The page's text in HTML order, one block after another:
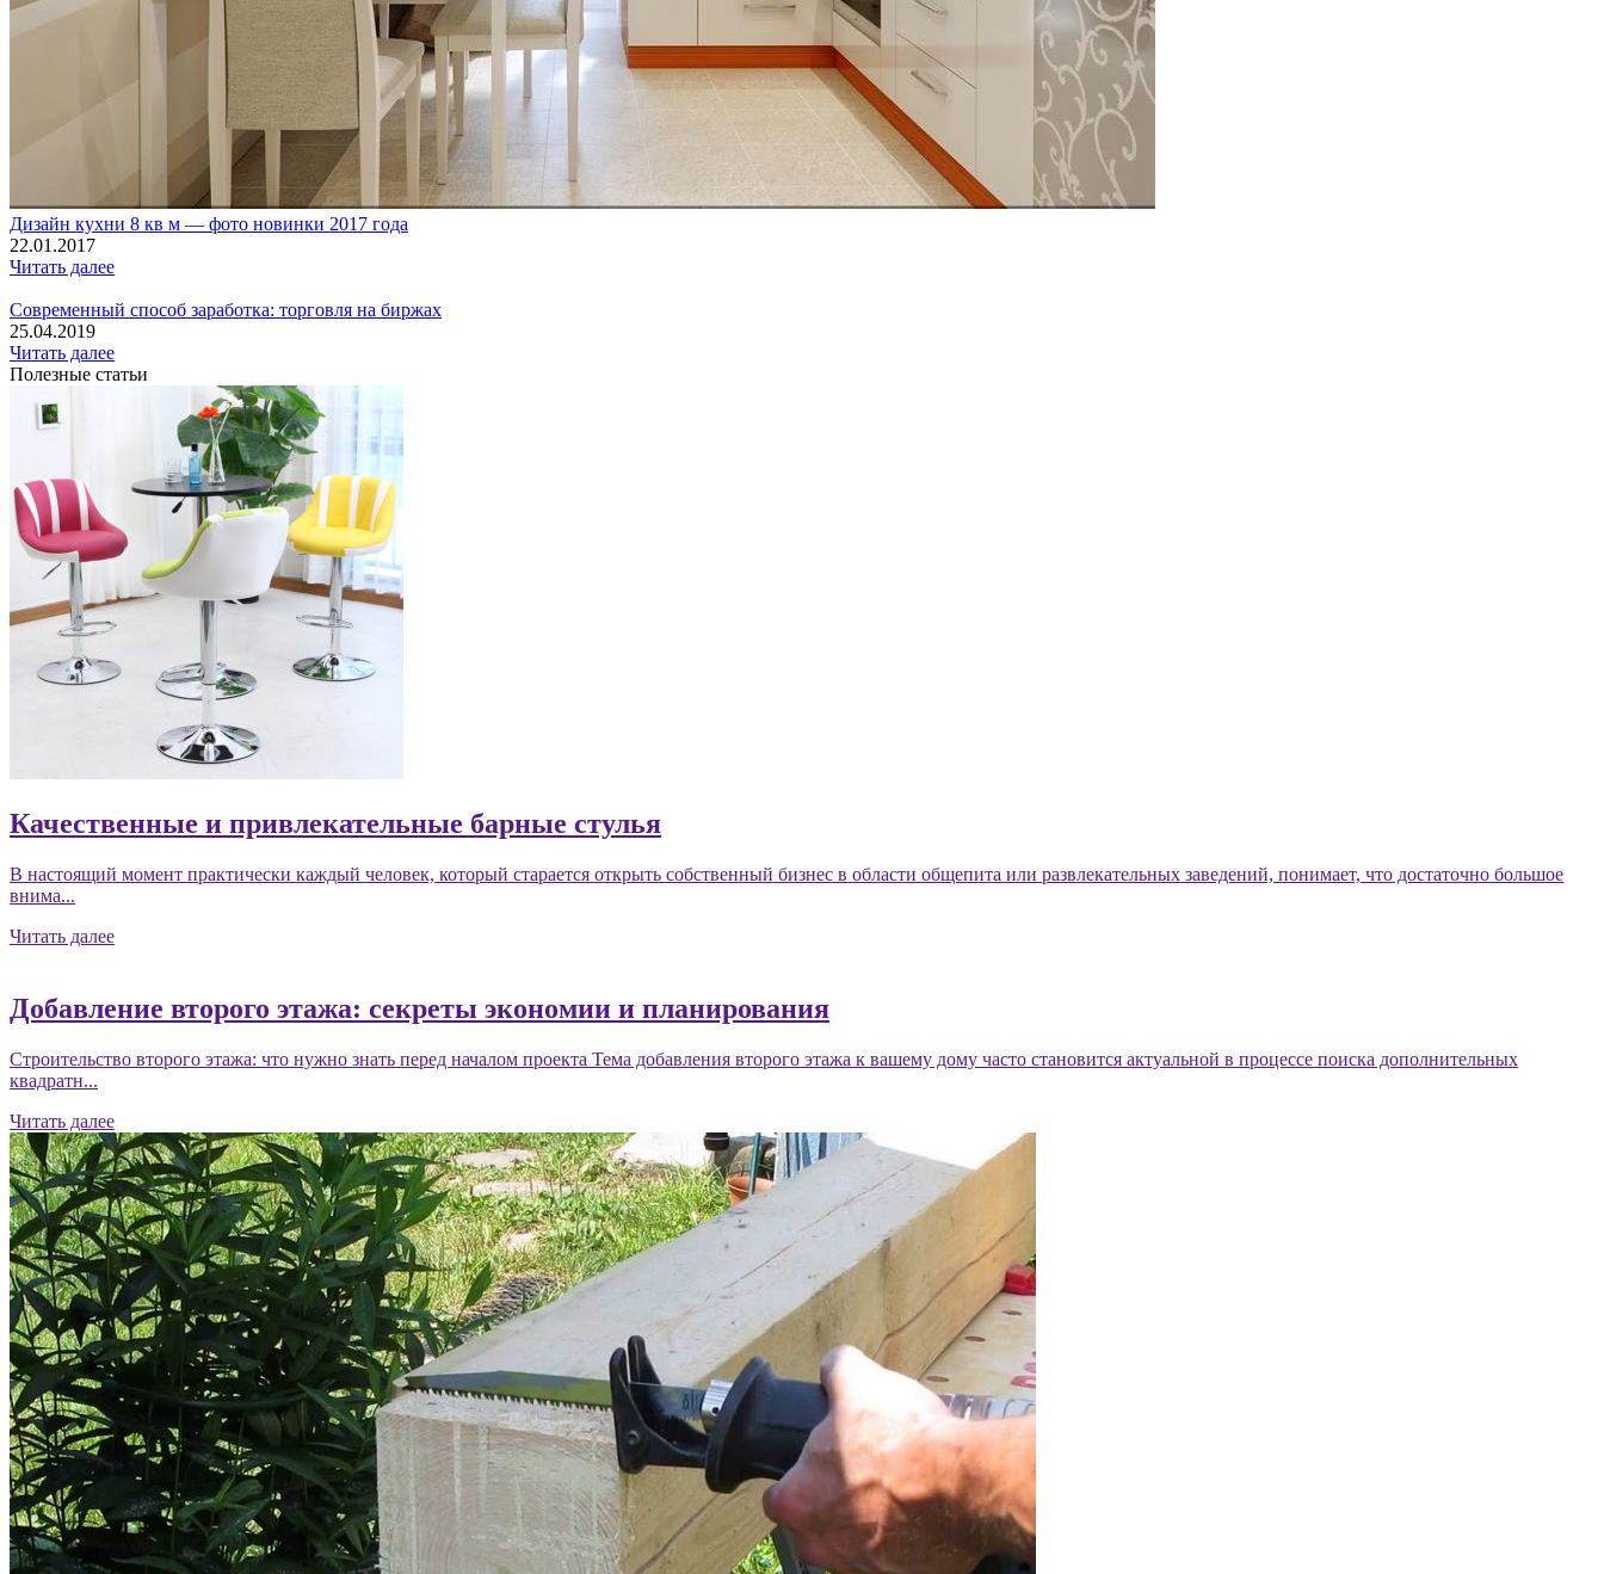
Дизайн кухни 8 кв м — фото новинки 2017 года
22.01.2017
Читать далее
Современный способ заработка: торговля на биржах
25.04.2019
Читать далее
Полезные статьи
Качественные и привлекательные барные стулья
В настоящий момент практически каждый человек, который старается открыть собственный бизнес в области общепита или развлекательных заведений, понимает, что достаточно большое
внима...
Читать далее
Добавление второго этажа: секреты экономии и планирования
Строительство второго этажа: что нужно знать перед началом проекта Тема добавления второго этажа к вашему дому часто становится актуальной в процессе поиска дополнительных
квадратн...
Читать далее